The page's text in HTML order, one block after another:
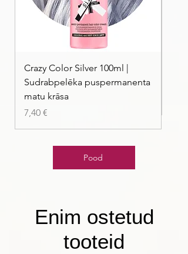
Crazy Color Silver 100ml |
Sudrabpelēka puspermanenta
matu krāsa
Price
7,40 €
Pood
Enim ostetud
tooteid